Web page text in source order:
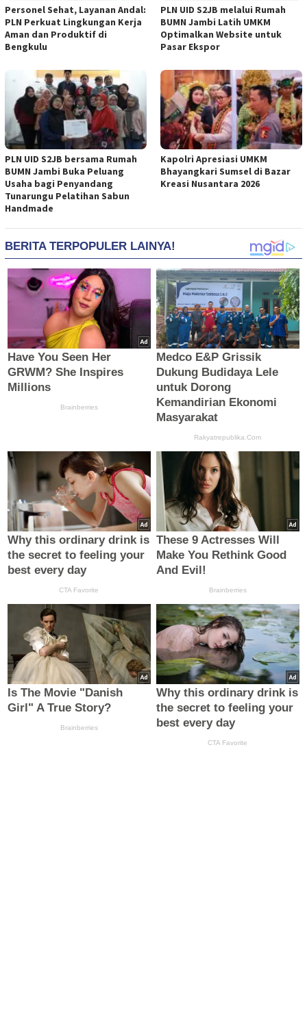
Personel Sehat, Layanan Andal:
PLN Perkuat Lingkungan Kerja
Aman dan Produktif di
Bengkulu
PLN UID S2JB melalui Rumah
BUMN Jambi Latih UMKM
Optimalkan Website untuk
Pasar Ekspor
PLN UID S2JB bersama Rumah
BUMN Jambi Buka Peluang
Usaha bagi Penyandang
Tunarungu Pelatihan Sabun
Handmade
Kapolri Apresiasi UMKM
Bhayangkari Sumsel di Bazar
Kreasi Nusantara 2026